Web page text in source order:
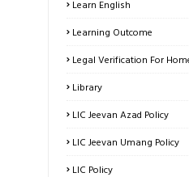
Learn English
Learning Outcome
Legal Verification For
Library
LIC Jeevan Azad Policy
LIC Jeevan Umang Policy
LIC Policy